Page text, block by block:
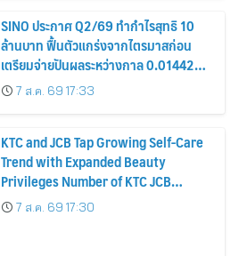
SINO ประกาศ Q2/69 ทำกำไรสุทธิ 10
ล้านบาท ฟื้นตัวแกร่งจากไตรมาสก่อน
เตรียมจ่ายปันผลระหว่างกาล 0.014423
บาทต่อหุ้น ครึ่งปีหลังมุ่งเติบโตต่อเนื่อง
7 ส.ค. 69 17:33
KTC and JCB Tap Growing Self-Care
Trend with Expanded Beauty
Privileges Number of KTC JCB
Cardmembers Spending on
Cosmetics Rises 26%
7 ส.ค. 69 17:30